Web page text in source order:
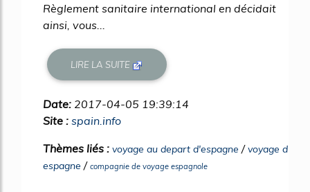
Règlement sanitaire international en décidait
ainsi, vous...
LIRE LA SUITE
Date: 2017-04-05 19:39:14
Site : spain.info
Thèmes liés : voyage au depart d'espagne /voyage d
espagne / compagnie de voyage espagnole